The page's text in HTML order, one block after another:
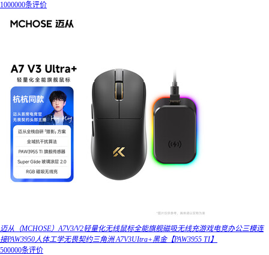
1000000条评价
迈从（MCHOSE）A7V3/V2轻量化无线鼠标全能旗舰磁吸无线充游戏电竞办公三模连
接PAW3950人体工学无畏契约三角洲 A7V3UItra+黑金【PAW3955 TI】
500000条评价